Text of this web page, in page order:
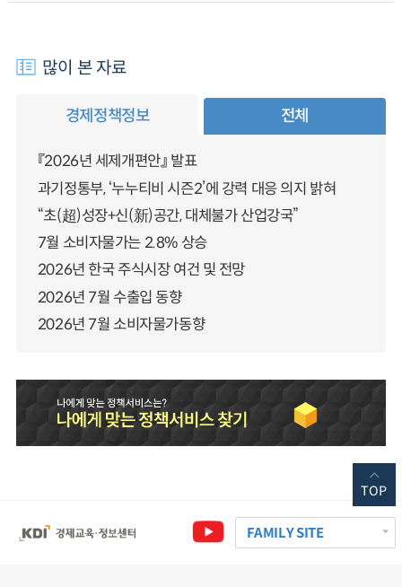
많이 본 자료
경제정책정보 전체
『2026년 세제개편안』 발표
과기정통부, ‘누누티비 시즌2’에 강력 대응 의지 밝혀
“초(超)성장+신(新)공간, 대체불가 산업강국”
7월 소비자물가는 2.8% 상승
2026년 한국 주식시장 여건 및 전망
2026년 7월 수출입 동향
2026년 7월 소비자물가동향
FAMILY SITE
TOP